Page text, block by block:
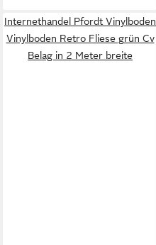
Internethandel Pfordt Vinylboden
Vinylboden Retro Fliese grün Cv
Belag in 2 Meter breite